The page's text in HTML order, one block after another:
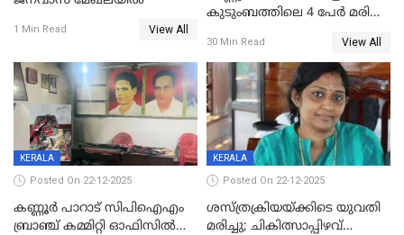
1 Min Read View All
കുടുംബത്തിലെ 4 പേർ മരിച്ച
30 Min Read View All
KERALA
Posted On 22-12-2025
കണ്ണൂർ പാറാട് സിപിഐഎം
ബ്രാഞ്ച് കമ്മിറ്റി ഓഫിസിൽ
KERALA
Posted On 22-12-2025
ശസ്ത്രക്രിയയ്‌ക്കിടെ യുവതി
മരിച്ചു; ചികിത്സാപ്പിഴവ്